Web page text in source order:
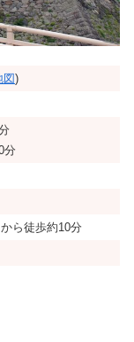
図)
分
ら徒歩約10分